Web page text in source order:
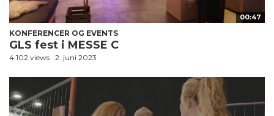
00:47
KONFERENCER OG EVENTS
GLS fest i MESSE C
4.102 views 2. juni 2023